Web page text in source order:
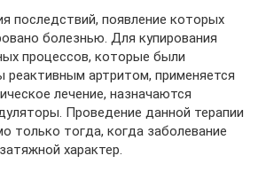
последствий, появление которых
болезнью. Для купирования
процессов, которые были
реактивным артритом, применяется
лечение, назначаются
Проведение данной терапии
только тогда, когда заболевание
характер.